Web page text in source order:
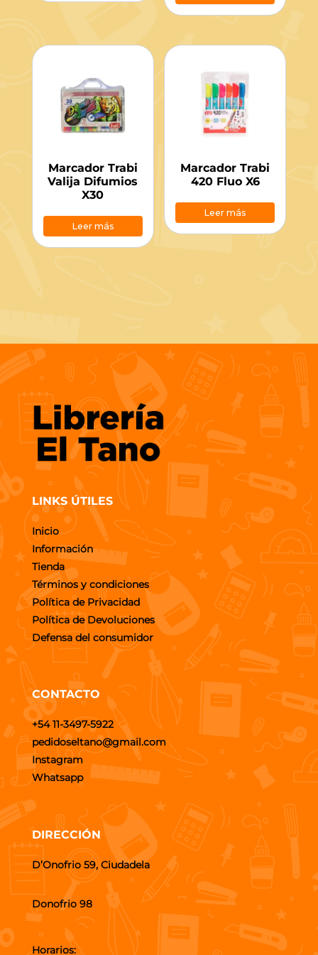
Marcador Trabi
Valija Difumios
X30
Leer más
Marcador Trabi
420 Fluo X6
Leer más
LINKS ÚTILES
Inicio
Información
Tienda
Términos y condiciones
Política de Privacidad
Política de Devoluciones
Defensa del consumidor
CONTACTO
+54 11-3497-5922
pedidoseltano@gmail.com
Instagram
Whatsapp
DIRECCIÓN
D’Onofrio 59, Ciudadela
Donofrio 98
Horarios: